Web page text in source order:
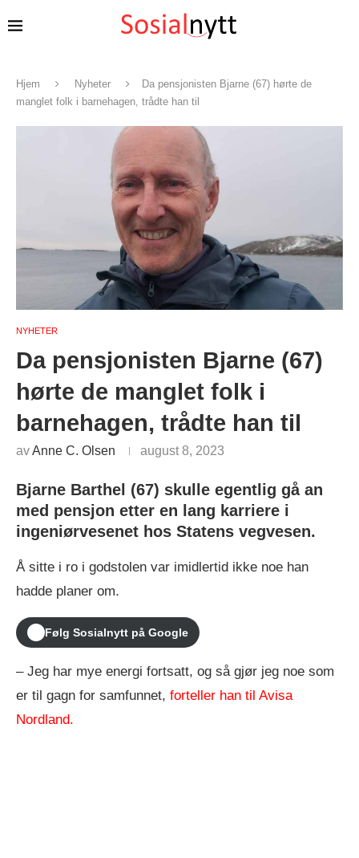
Hjem Nyheter
Da pensjonisten Bjarne (67) hørte de
manglet folk i barnehagen, trådte han til
NYHETER
Da pensjonisten Bjarne (67)
hørte de manglet folk i
barnehagen, trådte han til
avAnne C. Olsen august 8, 2023
Bjarne Barthel (67) skulle egentlig gå an
med pensjon etter en lang karriere i
ingeniørvesenet hos Statens vegvesen.
Å sitte i ro i godstolen var imidlertid ikke noe han
hadde planer om.
Følg Sosialnytt på Google
– Jeg har mye energi fortsatt, og så gjør jeg noe som
er til gagn for samfunnet, forteller han til Avisa
Nordland.